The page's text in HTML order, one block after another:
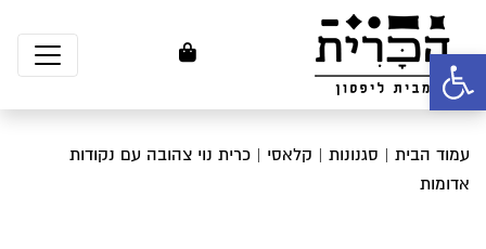
פתח סרגל נגישות
עמוד הבית | סגנונות | קלאסי | כרית נוי צהובה עם נקודות
אדומות